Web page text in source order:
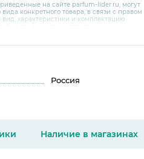
на сайте parfum-lider.ru, могут
конкретного товара, в связи с правом
характеристики и комплектацию
78 80.
Россия
Наличие в магазинах